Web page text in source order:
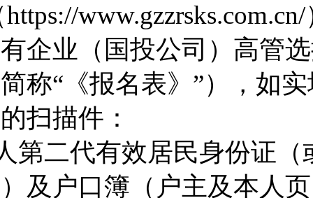
https://www.gzzrsks.com.cn/
企业（ 国投公司 ）高管
称“ 《报名表》 ”），如
扫描件 ：
第二代有效居民身份证（
及 户口簿（户主及本人